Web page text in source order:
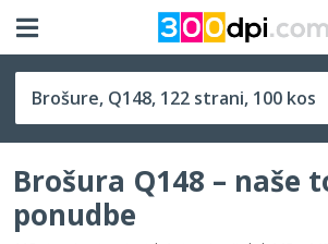
Q148 (148 x 148 mm)
Brošura Q148 – naše
ponudbe